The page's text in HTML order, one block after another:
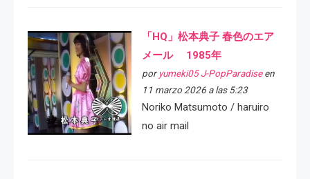
「HQ」松本典子 春色のエア
メール 1985年
por yumeki05 J-PopParadiseen
11 marzo 2026 a las 5:23
Noriko Matsumoto / haruiro
no air mail